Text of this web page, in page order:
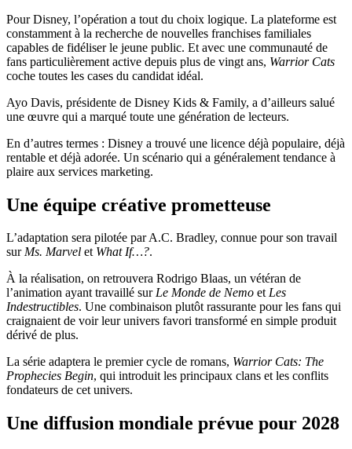
Pour Disney, l’opération a tout du choix logique. La plateforme est
constamment à la recherche de nouvelles franchises familiales
capables de fidéliser le jeune public. Et avec une communauté de
fans particulièrement active depuis plus de vingt ans, Warrior Cats
coche toutes les cases du candidat idéal.
Ayo Davis, présidente de Disney Kids & Family, a d’ailleurs salué
une œuvre qui a marqué toute une génération de lecteurs.
En d’autres termes : Disney a trouvé une licence déjà populaire, déjà
rentable et déjà adorée. Un scénario qui a généralement tendance à
plaire aux services marketing.
Une équipe créative prometteuse
L’adaptation sera pilotée par A.C. Bradley, connue pour son travail
surMs. Marvel et What If…?.
À la réalisation, on retrouvera Rodrigo Blaas, un vétéran de
l’animation ayant travaillé surLe Monde de Nemo etLes
Indestructibles. Une combinaison plutôt rassurante pour les fans qui
craignaient de voir leur univers favori transformé en simple produit
dérivé de plus.
La série adaptera le premier cycle de romans, Warrior Cats: The
Prophecies Begin, qui introduit les principaux clans et les conflits
fondateurs de cet univers.
Une diffusion mondiale prévue pour 2028